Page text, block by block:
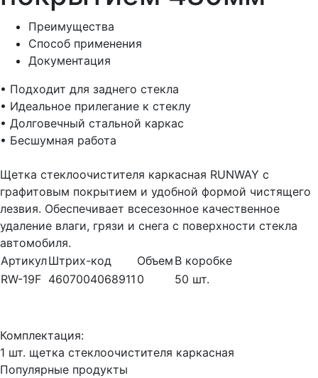
Преимущества
Способ применения
Документация
• Подходит для заднего стекла
• Идеальное прилегание к стеклу
• Долговечный стальной каркас
• Бесшумная работа
Щетка стеклоочистителя каркасная RUNWAY с
графитовым покрытием и удобной формой чистящего
лезвия. Обеспечивает всесезонное качественное
удаление влаги, грязи и снега с поверхности стекла
автомобиля.
АртикулШтрих-код Объем В коробке
RW-19F 4607004068911 0 50 шт.
Комплектация:
1 шт. щетка стеклоочистителя каркасная
Популярные продукты